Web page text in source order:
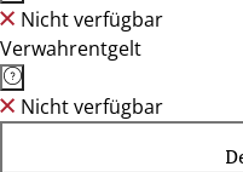
Nicht verfügbar
Verwahrentgelt
Nicht verfügbar